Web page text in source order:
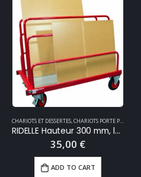
CHARIOTS ET DESSERTES CHARIOTS PORTE PANNEAUX
RIDELLE Hauteur 300 mm, longueur 1380 mm
35,00 €
ADD TO CART